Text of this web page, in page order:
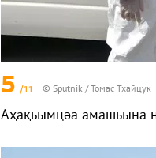
5 /11 © Sputnik / Томас Тхайцук
Аҳақьымцәа амашьына